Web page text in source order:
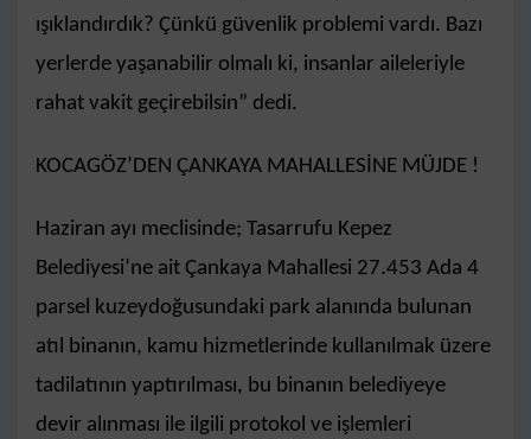
ışıklandırdık? Çünkü güvenlik problemi vardı. Bazı
yerlerde yaşanabilir olmalı ki, insanlar aileleriyle
rahat vakit geçirebilsin” dedi.
KOCAGÖZ’DEN ÇANKAYA MAHALLESİNE MÜJDE !
Haziran ayı meclisinde; Tasarrufu Kepez
Belediyesi’ne ait Çankaya Mahallesi 27.453 Ada 4
parsel kuzeydoğusundaki park alanında bulunan
atıl binanın, kamu hizmetlerinde kullanılmak üzere
tadilatının yaptırılması, bu binanın belediyeye
devir alınması ile ilgili protokol ve işlemleri